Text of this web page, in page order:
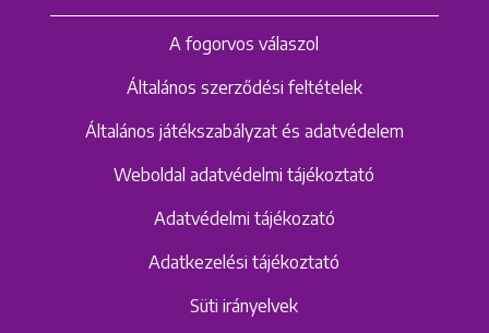
A fogorvos válaszol
Általános szerződési feltételek
Általános játékszabályzat és adatvédelem
Weboldal adatvédelmi tájékoztató
Adatvédelmi tájékozató
Adatkezelési tájékoztató
Süti irányelvek